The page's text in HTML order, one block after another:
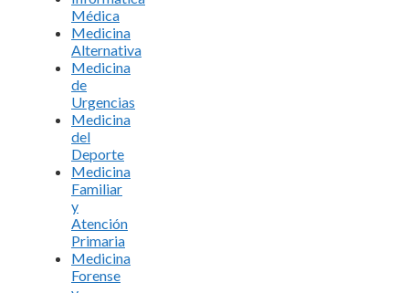
Médica
Medicina
Alternativa
Medicina
de
Urgencias
Medicina
del
Deporte
Medicina
Familiar
y
Atención
Primaria
Medicina
Forense